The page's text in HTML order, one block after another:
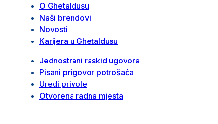
O Ghetaldusu
Naši brendovi
Novosti
Karijera u Ghetaldusu
Jednostrani raskid ugovora
Pisani prigovor potrošaća
Uredi privole
Otvorena radna mjesta